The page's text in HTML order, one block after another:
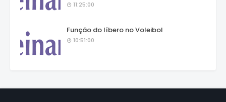
11:25:00
Função do líbero no Voleibol
10:51:00